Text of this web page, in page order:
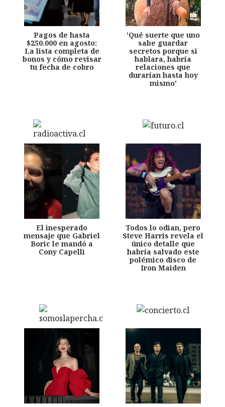
Pagos de hasta
$250.000 en agosto:
La lista completa de
bonos y cómo revisar
tu fecha de cobro
'Qué suerte que uno
sabe guardar
secretos porque si
hablara, habría
relaciones que
durarían hasta hoy
mismo'
El inesperado
mensaje que Gabriel
Boric le mandó a
Cony Capelli
Todos lo odian, pero
Steve Harris revela el
único detalle que
habría salvado este
polémico disco de
Iron Maiden